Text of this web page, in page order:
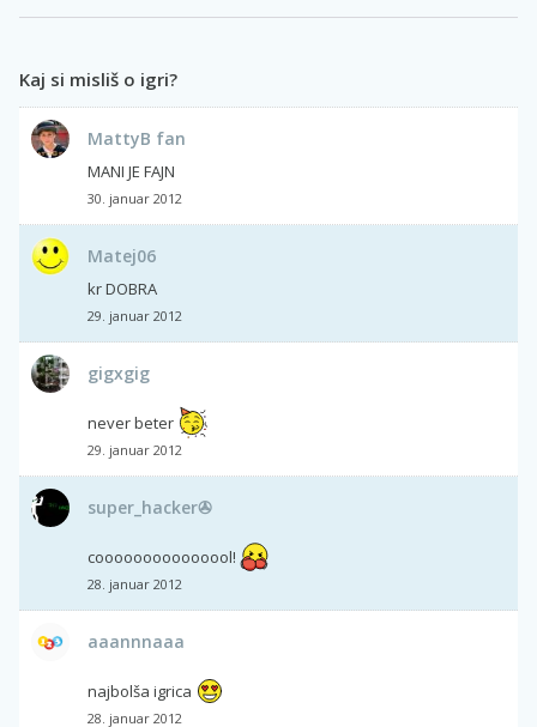
Kaj si misliš o igri?
MattyB fan
MANI JE FAJN
30. januar 2012
Matej06
kr DOBRA
29. januar 2012
gigxgig
never beter
29. januar 2012
super_hacker✇
cooooooooooooool!
28. januar 2012
aaannnaaa
najbolša igrica
28. januar 2012